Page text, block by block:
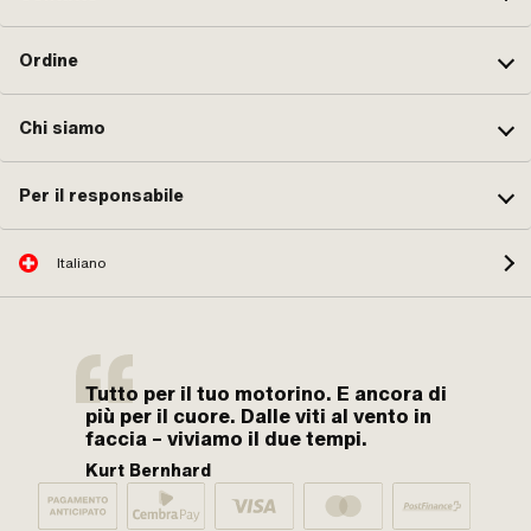
Dimensione dell'ugello: 92 ·
Dimensione dell'ugello: 96 ·
Ordine
Chi siamo
Per il responsabile
Italiano
Tutto per il tuo motorino. E ancora di
più per il cuore. Dalle viti al vento in
faccia – viviamo il due tempi.
Kurt Bernhard